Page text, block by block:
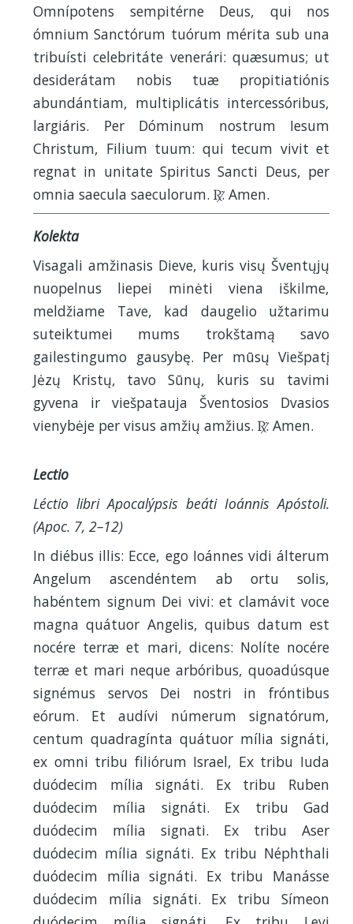
Omnípotens sempitérne Deus, qui nos
ómnium Sanctórum tuórum mérita sub una
tribuísti celebritáte venerári: quæsumus; ut
desiderátam nobis tuæ propitiatiónis
abundántiam, multiplicátis intercessóribus,
largiáris. Per Dóminum nostrum Iesum
Christum, Filium tuum: qui tecum vivit et
regnat in unitate Spiritus Sancti Deus, per
omnia saecula saeculorum. R. Amen.
Kolekta
Visagali amžinasis Dieve, kuris visų Šventųjų
nuopelnus liepei minėti viena iškilme,
meldžiame Tave, kad daugelio užtarimu
suteiktumei mums trokštamą savo
gailestingumo gausybę. Per mūsų Viešpatį
Jėzų Kristų, tavo Sūnų, kuris su tavimi
gyvena ir viešpatauja Šventosios Dvasios
vienybėje per visus amžių amžius. R. Amen.
Lectio
Léctio libri Apocalýpsis beáti Ioánnis Apóstoli.
(Apoc. 7, 2–12)
In diébus illis: Ecce, ego Ioánnes vidi álterum
Angelum ascendéntem ab ortu solis,
habéntem signum Dei vivi: et clamávit voce
magna quátuor Angelis, quibus datum est
nocére terræ et mari, dicens: Nolíte nocére
terræ et mari neque arbóribus, quoadúsque
signémus servos Dei nostri in fróntibus
eórum. Et audívi númerum signatórum,
centum quadragínta quátuor mília signáti,
ex omni tribu filiórum Israel, Ex tribu Iuda
duódecim mília signáti. Ex tribu Ruben
duódecim mília signáti. Ex tribu Gad
duódecim mília signati. Ex tribu Aser
duódecim mília signáti. Ex tribu Néphthali
duódecim mília signáti. Ex tribu Manásse
duódecim mília signáti. Ex tribu Símeon